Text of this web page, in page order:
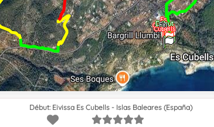
Début
Fin
Es
Cubells
Es
Cubells
Début: Eivissa Es Cubells - Islas Baleares (España)